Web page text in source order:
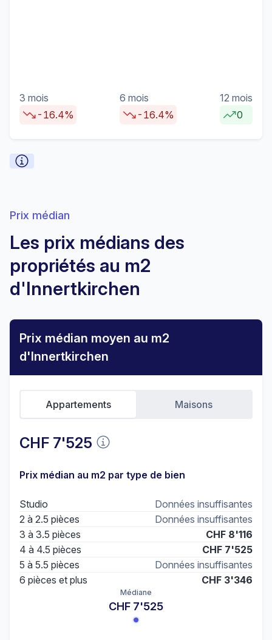
3 mois
-16.4%
6 mois
-16.4%
12 mois
0
Prix médian
Les prix médians des
propriétés au m2
d'Innertkirchen
Prix médian moyen au m2
d'Innertkirchen
CHF 7'525
Appartements Maisons
Prix médian au m2 par type de bien
Studio
Données insuffisantes
2 à 2.5 pièces
Données insuffisantes
3 à 3.5 pièces
CHF 8'116
4 à 4.5 pièces
CHF 7'525
5 à 5.5 pièces
Données insuffisantes
6 pièces et plus
CHF 3'346
Médiane
CHF 7'525